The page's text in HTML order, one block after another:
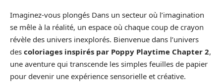
Imaginez-vous plongés Dans un secteur où l’imagination
se mêle à la réalité, un espace où chaque coup de crayon
révèle des univers inexplorés. Bienvenue dans l’univers
des coloriages inspirés par Poppy Playtime Chapter 2,
une aventure qui transcende les simples feuilles de papier
pour devenir une expérience sensorielle et créative.